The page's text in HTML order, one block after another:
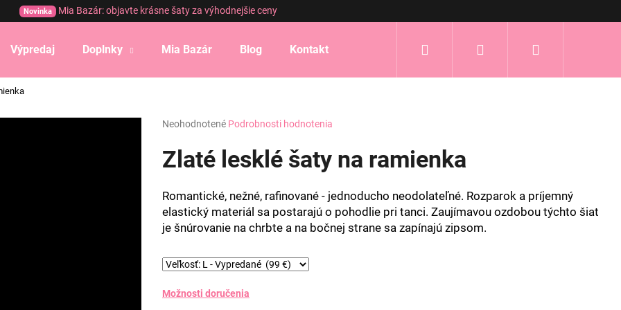
Novinka Mia Bazár: objavte krásne šaty za výhodnejšie ceny
Výpredaj Doplnky Mia Bazár Blog Kontakt Prihlásenie
Priemerné
produktu
je
5
hviezdičiek.
Neohodnotené Podrobnosti hodnotenia
Zlaté lesklé šaty na ramienka
Romantické, nežné, rafinované - jednoducho neodolateľné. Rozparok a príjemný
elastický materiál sa postarajú o pohodlie pri tanci. Zaujímavou ozdobou týchto šiat
je šnúrovanie na chrbte a na bočnej strane sa zapínajú zipsom.
Možnosti doručenia
Čo potrebujete nájsť?
HĽADAŤ